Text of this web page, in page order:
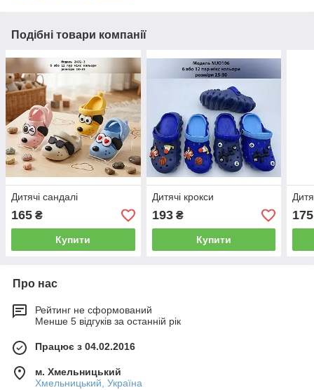
Подібні товари компанії
Дитячі сандалі
165 ₴
Купити
Дитячі крокси
193₴
Купити
175
Про нас
Рейтинг не сформований
Менше 5 відгуків за останній рік
Працює з 04.02.2016
м. Хмельницький
Хмельницький, Україна